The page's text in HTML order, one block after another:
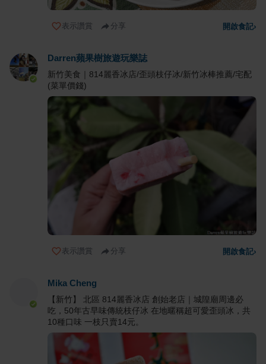
表示讚賞 分享 開啟食記›
Darren蘋果樹旅遊玩樂誌
新竹美食｜814麗香冰店/歪頭枝仔冰/新竹冰棒推薦/宅配
(菜單價錢)
表示讚賞 分享 開啟食記›
Mika Cheng
【新竹】 北區 814麗香冰店 創始老店｜城隍廟周邊必
吃，50年古早味傳統枝仔冰 在地暱稱超可愛歪頭冰，共
10種口味 一枝只賣14元。